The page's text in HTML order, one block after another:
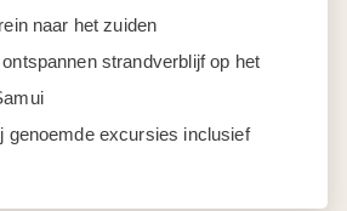
naar het zuiden
strandverblijf op het
genoemde excursies inclusief